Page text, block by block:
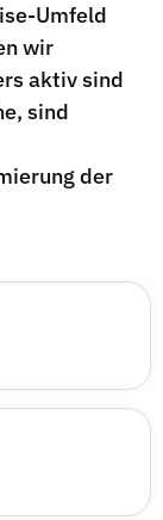
Umfeld
wir
aktiv sind
sind
der